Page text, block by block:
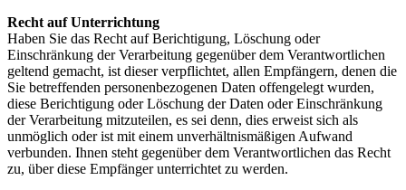
Recht auf Unterrichtung
Haben Sie das Recht auf Berichtigung, Löschung oder
Einschränkung der Verarbeitung gegenüber dem Verantwortlichen
geltend gemacht, ist dieser verpflichtet, allen Empfängern, denen die
Sie betreffenden personenbezogenen Daten offengelegt wurden,
diese Berichtigung oder Löschung der Daten oder Einschränkung
der Verarbeitung mitzuteilen, es sei denn, dies erweist sich als
unmöglich oder ist mit einem unverhältnismäßigen Aufwand
verbunden. Ihnen steht gegenüber dem Verantwortlichen das Recht
zu, über diese Empfänger unterrichtet zu werden.